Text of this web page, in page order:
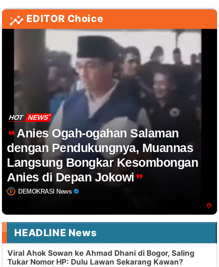
EDITOR Choice
HOT NEWS
Anies Ogah-ogahan Salaman
dengan Pendukungnya, Muannas
Langsung Bongkar Kesombongan
Anies di Depan Jokowi
DEMOKRASI News
HEADLINE News
Viral Ahok Sowan ke Ahmad Dhani di Bogor, Saling
Tukar Nomor HP: Dulu Lawan Sekarang Kawan?